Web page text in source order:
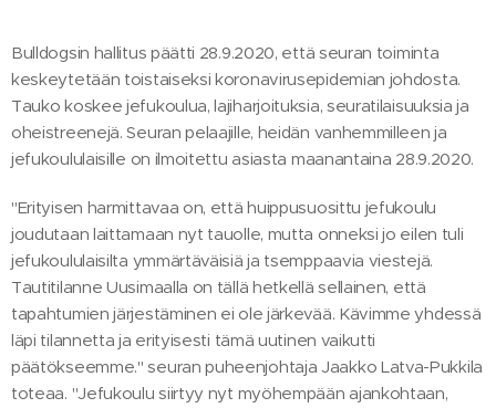
Bulldogsin hallitus päätti 28.9.2020, että seuran toiminta
keskeytetään toistaiseksi koronavirusepidemian johdosta.
Tauko koskee jefukoulua, lajiharjoituksia, seuratilaisuuksia ja
oheistreenejä. Seuran pelaajille, heidän vanhemmilleen ja
jefukoululaisille on ilmoitettu asiasta maanantaina 28.9.2020.
"Erityisen harmittavaa on, että huippusuosittu jefukoulu
joudutaan laittamaan nyt tauolle, mutta onneksi jo eilen tuli
jefukoululaisilta ymmärtäväisiä ja tsemppaavia viestejä.
Tautitilanne Uusimaalla on tällä hetkellä sellainen, että
tapahtumien järjestäminen ei ole järkevää. Kävimme yhdessä
läpi tilannetta ja erityisesti tämä uutinen vaikutti
päätökseemme." seuran puheenjohtaja Jaakko Latva-Pukkila
toteaa. "Jefukoulu siirtyy nyt myöhempään ajankohtaan,